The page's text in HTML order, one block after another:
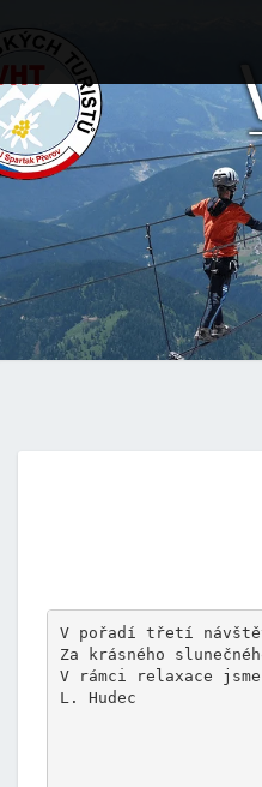
V pořadí třetí
Za krásného
V rámci relaxace